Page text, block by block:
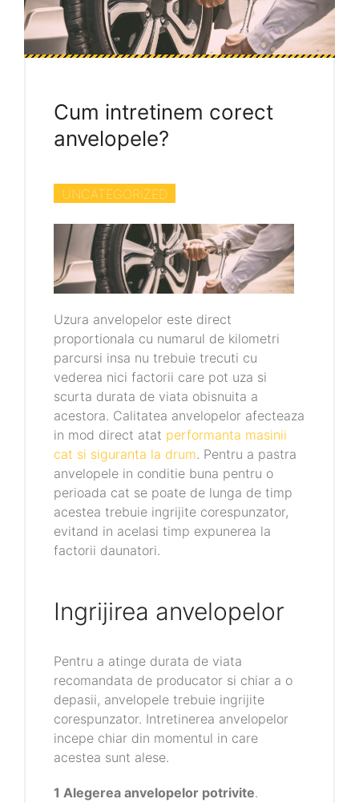
Cum intretinem corect
anvelopele?
UNCATEGORIZED
Uzura anvelopelor este direct
proportionala cu numarul de kilometri
parcursi insa nu trebuie trecuti cu
vederea nici factorii care pot uza si
scurta durata de viata obisnuita a
acestora. Calitatea anvelopelor afecteaza
in mod direct atat performanta masinii
cat si siguranta la drum. Pentru a pastra
anvelopele in conditie buna pentru o
perioada cat se poate de lunga de timp
acestea trebuie ingrijite corespunzator,
evitand in acelasi timp expunerea la
factorii daunatori.
Ingrijirea anvelopelor
Pentru a atinge durata de viata
recomandata de producator si chiar a o
depasii, anvelopele trebuie ingrijite
corespunzator. Intretinerea anvelopelor
incepe chiar din momentul in care
acestea sunt alese.
1 Alegerea anvelopelor potrivite.